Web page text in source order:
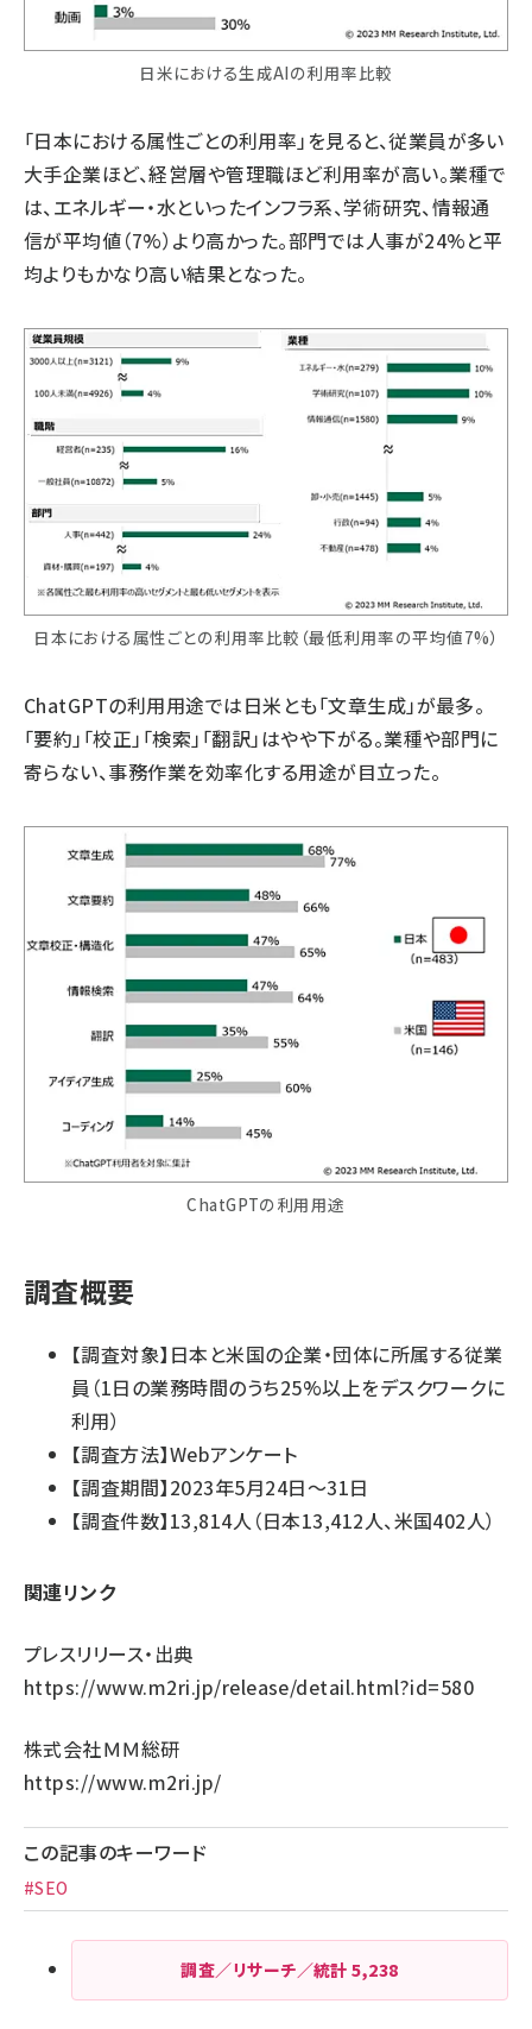
日米における生成AIの利用率比較
「日本における属性ごとの利用率」を見ると、従業員が多い
大手企業ほど、経営層や管理職ほど利用率が高い。業種で
は、エネルギー・水といったインフラ系、学術研究、情報通
信が平均値（7%）より高かった。部門では人事が24%と平
均よりもかなり高い結果となった。
日本における属性ごとの利用率比較（最低利用率の平均値7%）
ChatGPTの利用用途では日米とも「文章生成」が最多。
「要約」「校正」「検索」「翻訳」はやや下がる。業種や部門に
寄らない、事務作業を効率化する用途が目立った。
ChatGPTの利用用途
調査概要
【調査対象】日本と米国の企業・団体に所属する従業
員（1日の業務時間のうち25%以上をデスクワークに
利用）
【調査方法】Webアンケート
【調査期間】2023年5月24日～31日
【調査件数】13,814人（日本13,412人、米国402人）
関連リンク
プレスリリース・出典
https://www.m2ri.jp/release/detail.html?id=580
株式会社ＭＭ総研
https://www.m2ri.jp/
この記事のキーワード
#SEO
調査／リサーチ／統計5,238